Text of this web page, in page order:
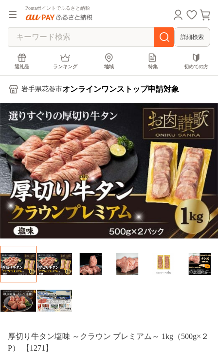
Pontaポイントでふるさと納税
詳細検索
返礼品 ランキング 地域 特集 初めての方
岩手県花巻市オンラインワンストップ申請対象
厚切り牛タン塩味 ～クラウン プレミアム～ 1kg（500g×２
P） 【1271】